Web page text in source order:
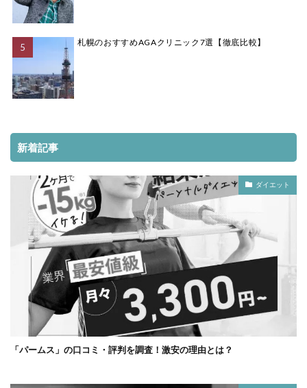
札幌のおすすめAGAクリニック7選【徹底比較】
新着記事
ダイエット
「パームス」の口コミ・評判を調査！激安の理由とは？